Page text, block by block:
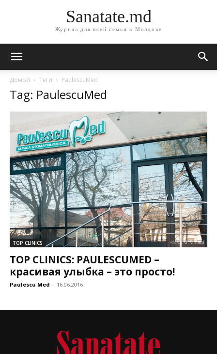
Sanatate.md
Журнал для всей семьи в Молдове
Домой Теги PaulescuMed
Tag: PaulescuMed
TOP CLINICS
TOP CLINICS: PAULESCUMED –
красивая улыбка – это просто!
Paulescu Med - 16.06.2016